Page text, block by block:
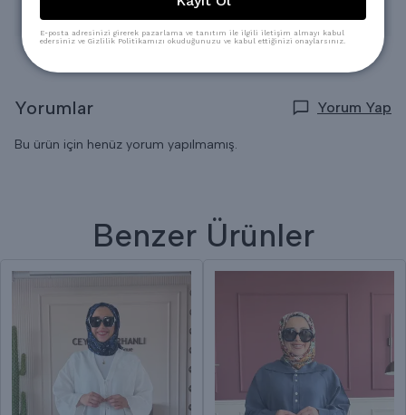
* Kuru Temizlemeye verilebilir.
Yorumlar Yorum Yap
Bu ürün için henüz yorum yapılmamış.
Benzer Ürünler
E-posta adresinizi girerek pazarlama ve tanıtım ile ilgili iletişim almayı kabul
edersiniz ve Gizlilik Politikamızı okuduğunuzu ve kabul ettiğinizi onaylarsınız.